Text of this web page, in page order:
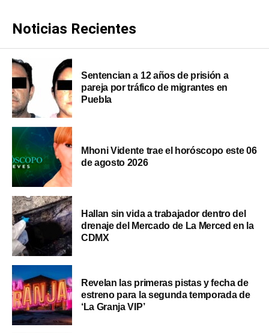
Noticias Recientes
Sentencian a 12 años de prisión a
pareja por tráfico de migrantes en
Puebla
Mhoni Vidente trae el horóscopo este 06
de agosto 2026
Hallan sin vida a trabajador dentro del
drenaje del Mercado de La Merced en la
CDMX
Revelan las primeras pistas y fecha de
estreno para la segunda temporada de
‘La Granja VIP’